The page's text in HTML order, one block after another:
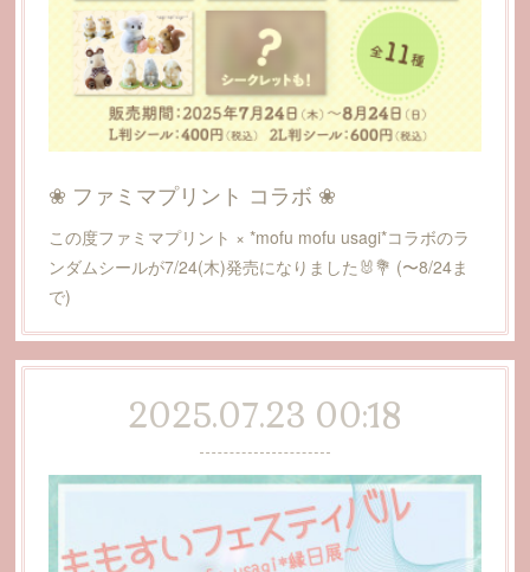
❀ ファミマプリント コラボ ❀
この度ファミマプリント × *mofu mofu usagi*コラボのラ
ンダムシールが7/24(木)発売になりました🐰💐 (〜8/24ま
で)
2025.07.23 00:18